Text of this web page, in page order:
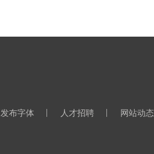
发布字体 人才招聘 网站动态